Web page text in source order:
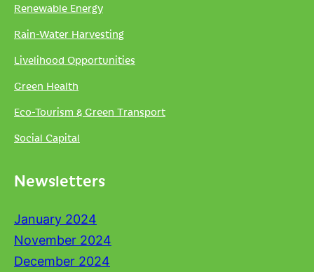
Renewable Energy
Rain-Water Harvesting
Livelihood Opportunities
Green Health
Eco-Tourism & Green Transport
Social Capital
Newsletters
January 2024
November 2024
December 2024